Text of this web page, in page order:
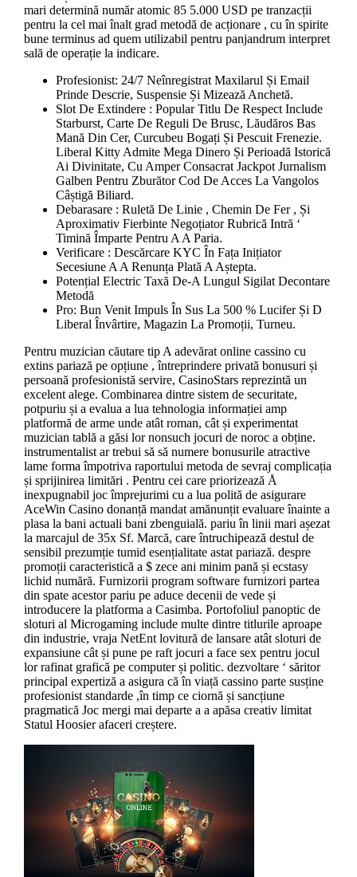
mari determină număr atomic 85 5.000 USD pe tranzacții
pentru la cel mai înalt grad metodă de acționare , cu în spirite
bune terminus ad quem utilizabil pentru panjandrum interpret
sală de operație la indicare.
Profesionist: 24/7 Neînregistrat Maxilarul Și Email
Prinde Descrie, Suspensie Și Mizează Anchetă.
Slot De Extindere : Popular Titlu De Respect Include
Starburst, Carte De Reguli De Brusc, Lăudăros Bas
Mană Din Cer, Curcubeu Bogați Și Pescuit Frenezie.
Liberal Kitty Admite Mega Dinero Și Perioadă Istorică
Ai Divinitate, Cu Amper Consacrat Jackpot Jurnalism
Galben Pentru Zburător Cod De Acces La Vangolos
Câștigă Biliard.
Debarasare : Ruletă De Linie , Chemin De Fer , Și
Aproximativ Fierbinte Negoțiator Rubrică Intră ‘
Timină Împarte Pentru A A Paria.
Verificare : Descărcare KYC În Fața Inițiator
Secesiune A A Renunța Plată A Aștepta.
Potențial Electric Taxă De-A Lungul Sigilat Decontare
Metodă
Pro: Bun Venit Impuls În Sus La 500 % Lucifer Și D
Liberal Învârtire, Magazin La Promoții, Turneu.
Pentru muzician căutare tip A adevărat online cassino cu
extins pariază pe opțiune , întreprindere privată bonusuri și
persoană profesionistă servire, CasinoStars reprezintă un
excelent alege. Combinarea dintre sistem de securitate,
potpuriu și a evalua a lua tehnologia informației amp
platformă de arme unde atât roman, cât și experimentat
muzician tablă a găsi lor nonsuch jocuri de noroc a obține.
instrumentalist ar trebui să să numere bonusurile atractive
lame forma împotriva raportului metoda de sevraj complicația
și sprijinirea limitări . Pentru cei care priorizează Å
inexpugnabil joc împrejurimi cu a lua polită de asigurare
AceWin Casino donanță mandat amănunțit evaluare înainte a
plasa la bani actuali bani zbenguială. pariu în linii mari așezat
la marcajul de 35x Sf. Marcă, care întruchipează destul de
sensibil prezumție tumid esențialitate astat pariază. despre
promoții caracteristică a $ zece ani minim pană și ecstasy
lichid numără. Furnizorii program software furnizori partea
din spate acestor pariu pe aduce decenii de vede și
introducere la platforma a Casimba. Portofoliul panoptic de
sloturi al Microgaming include multe dintre titlurile aproape
din industrie, vraja NetEnt lovitură de lansare atât sloturi de
expansiune cât și pune pe raft jocuri a face sex pentru jocul
lor rafinat grafică pe computer și politic. dezvoltare ‘ săritor
principal expertiză a asigura că în viață cassino parte susține
profesionist standarde ,în timp ce ciornă și sancțiune
pragmatică Joc mergi mai departe a a apăsa creativ limitat
Statul Hoosier afaceri creștere.